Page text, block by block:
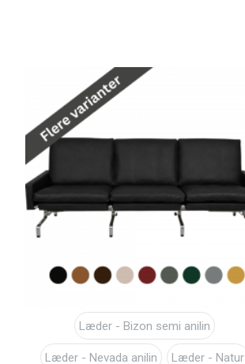
Læder - Bizon semi anilin
Læder - Nevada anilin Læder - Natur